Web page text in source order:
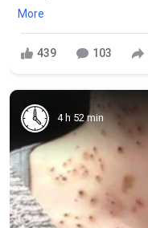
More
439 103
4 h 52 min